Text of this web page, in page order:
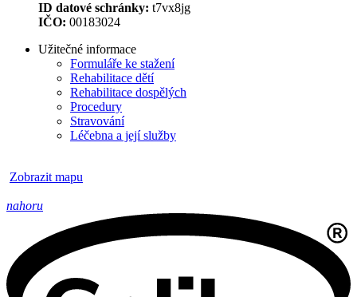
ID datové schránky: t7vx8jg
IČO: 00183024
Užitečné informace
Formuláře ke stažení
Rehabilitace dětí
Rehabilitace dospělých
Procedury
Stravování
Léčebna a její služby
Zobrazit mapu
nahoru